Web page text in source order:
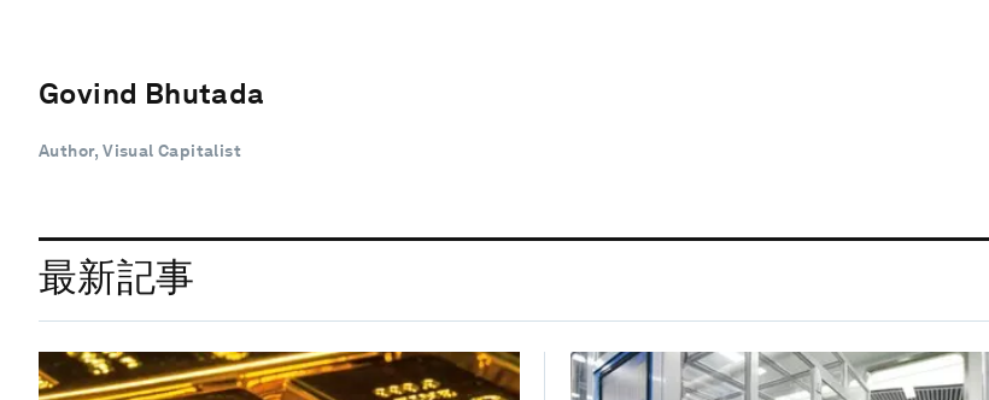
Govind Bhutada
Author, Visual Capitalist
最新記事